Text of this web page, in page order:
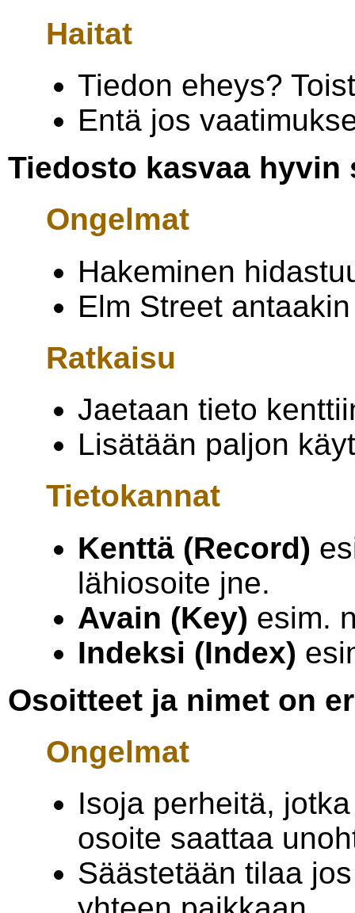
Haitat
Tiedon eheys?
Entä jos
Tiedosto kasvaa hyvin
Ongelmat
Hakeminen
Elm Street
Ratkaisu
Jaetaan tieto
Lisätään paljon
Tietokannat
Kenttä (Record)
lähiosoite jne.
Avain (Key) esim.
Indeksi (Index)
Osoitteet ja nimet on
Ongelmat
Isoja perheitä,
osoite saattaa
Säästetään tilaa